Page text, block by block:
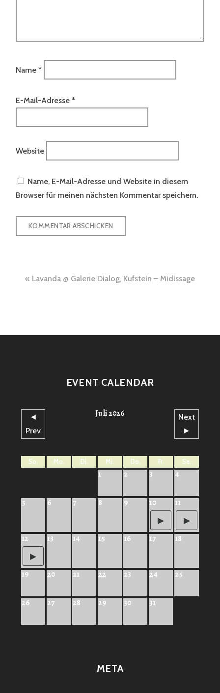
Name *
E-Mail-Adresse *
Website
Name, E-Mail-Adresse und Website in diesem
Browser für meinen nächsten Kommentar speichern.
Beitragsnavigation
Lavanda @ Galerie Dialog, Kufstein – Midissage
EVENT CALENDAR
◄
Prev
Juli 2026
Next
►
So. Mo. Di. Mi. Do. Fr. Sa.
1 2 3 4
5 6 7 8 9 10 11
12 13 14 15 16 17 18
19 20 21 22 23 24 25
26 27 28 29 30 31
META